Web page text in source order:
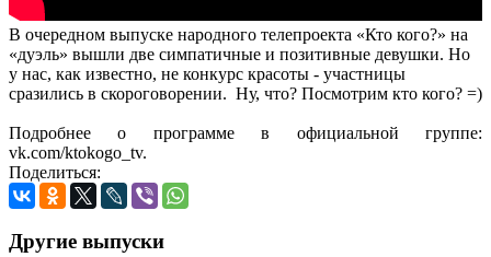
В очередном выпуске народного телепроекта «Кто кого?» на
«дуэль» вышли две симпатичные и позитивные девушки. Но
у нас, как известно, не конкурс красоты - участницы
сразились в скороговорении. Ну, что? Посмотрим кто кого? =)
Подробнее о программе в официальной группе:
vk.com/ktokogo_tv.
Поделиться:
Другие выпуски